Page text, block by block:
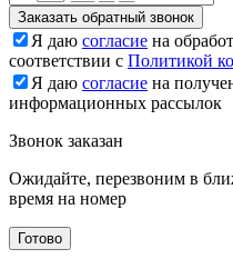
Заказать обратный звонок
Я даю согласие на
соответствии с Политикой
Я даю согласие на
информационных рассылок
Звонок заказан
Ожидайте, перезвоним в
время на номер
Готово